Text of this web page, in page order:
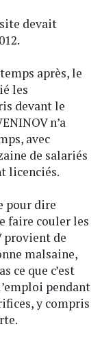
devait
après, le
les
devant le
n’a
avec
de salariés
licenciés.
pour dire
faire couler les
provient de
malsaine,
ce que c’est
pendant
y compris